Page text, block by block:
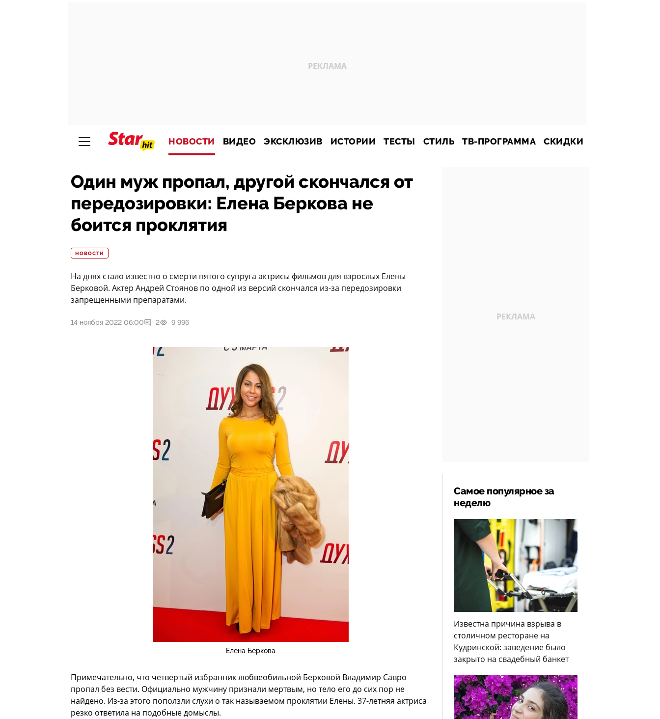
НОВОСТИ ВИДЕО ЭКСКЛЮЗИВ ИСТОРИИ ТЕСТЫ СТИЛЬ ТВ-ПРОГРАММА СКИДКИ
Один муж пропал, другой скончался от
передозировки: Елена Беркова не
боится проклятия
НОВОСТИ
На днях стало известно о смерти пятого супруга актрисы фильмов для взрослых Елены
Берковой. Актер Андрей Стоянов по одной из версий скончался из-за передозировки
запрещенными препаратами.
14 ноября 2022 06:00 2 9 996
Елена Беркова
Примечательно, что четвертый избранник любвеобильной Берковой Владимир Савро
пропал без вести. Официально мужчину признали мертвым, но тело его до сих пор не
найдено. Из-за этого поползли слухи о так называемом проклятии Елены. 37-летняя актриса
резко ответила на подобные домыслы.
Самое популярное за
неделю
Известна причина взрыва в
столичном ресторане на
Кудринской: заведение было
закрыто на свадебный банкет